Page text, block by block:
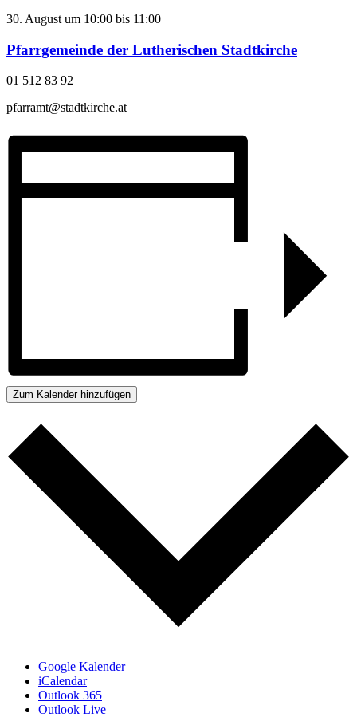
30. August um 10:00 bis 11:00
Pfarrgemeinde der Lutherischen Stadtkirche
01 512 83 92
pfarramt@stadtkirche.at
Zum Kalender hinzufügen
Google Kalender
iCalendar
Outlook 365
Outlook Live